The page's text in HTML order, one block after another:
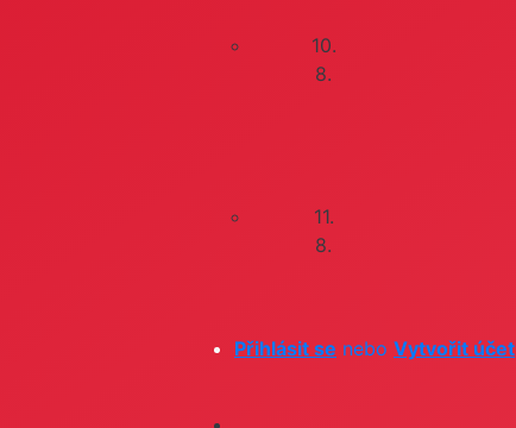
10.
8.
11.
8.
Přihlásit se nebo Vytvořit účet